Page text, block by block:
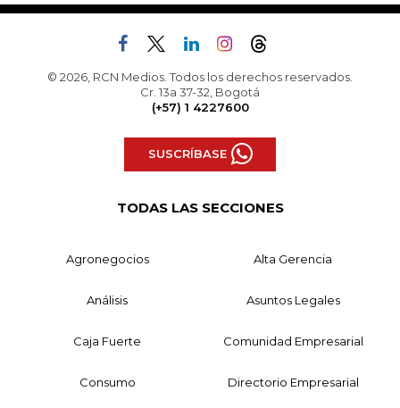
© 2026, RCN Medios. Todos los derechos reservados.
Cr. 13a 37-32, Bogotá
(+57) 1 4227600
SUSCRÍBASE
TODAS LAS SECCIONES
Agronegocios Alta Gerencia
Análisis Asuntos Legales
Caja Fuerte Comunidad Empresarial
Consumo Directorio Empresarial